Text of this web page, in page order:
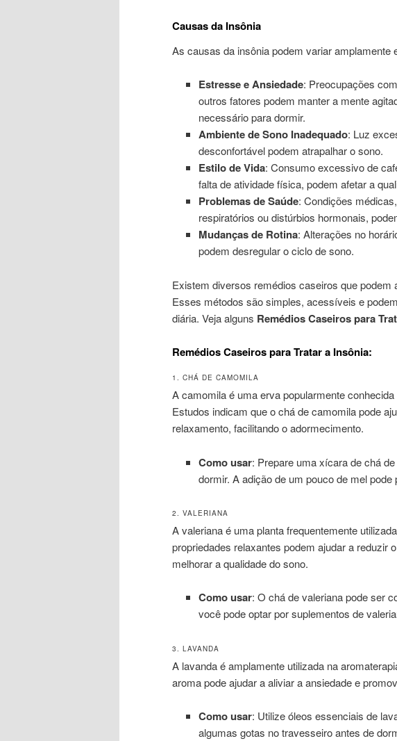
Causas da Insônia
As causas da insônia podem variar amplamente
Estresse e Ansiedade: Preocupações
outros fatores podem manter a mente
necessário para dormir.
Ambiente de Sono Inadequado: Luz
desconfortável podem atrapalhar o sono.
Estilo de Vida: Consumo excessivo de
falta de atividade física, podem afetar a
Problemas de Saúde: Condições
respiratórios ou distúrbios hormonais,
Mudanças de Rotina: Alterações no
podem desregular o ciclo de sono.
Existem diversos remédios caseiros que podem
Esses métodos são simples, acessíveis e
diária. Veja alguns Remédios Caseiros para
Remédios Caseiros para Tratar a Insônia:
1. CHÁ DE CAMOMILA
A camomila é uma erva popularmente
Estudos indicam que o chá de camomila pode
relaxamento, facilitando o adormecimento.
Como usar: Prepare uma xícara de chá
dormir. A adição de um pouco de mel
2. VALERIANA
A valeriana é uma planta frequentemente
propriedades relaxantes podem ajudar a reduzir
melhorar a qualidade do sono.
Como usar: O chá de valeriana pode ser
você pode optar por suplementos de
3. LAVANDA
A lavanda é amplamente utilizada na
aroma pode ajudar a aliviar a ansiedade e
Como usar: Utilize óleos essenciais de
algumas gotas no travesseiro antes de